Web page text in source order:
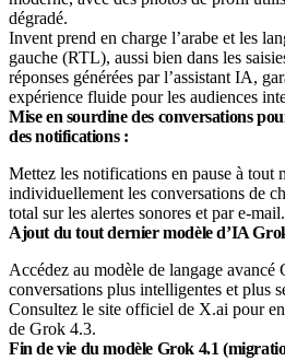
Invent prend en charge l’arabe et les
gauche (RTL), aussi bien dans les
réponses générées par l’assistant IA,
expérience fluide pour les audiences
Mise en sourdine des conversations
des notifications :
Mettez les notifications en pause à tout
individuellement les conversations de
total sur les alertes sonores et par e-mail.
Ajout du tout dernier modèle d’IA
Accédez au modèle de langage avancé
conversations plus intelligentes et plus
Consultez le site officiel de X.ai pour
de Grok 4.3.
Fin de vie du modèle Grok 4.1